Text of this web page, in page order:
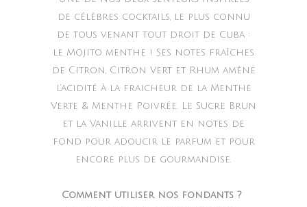
de célèbres cocktails, le plus connu
de tous venant tout droit de Cuba :
le Mojito menthe ! Ses notes fraîches
de Citron, Citron Vert et Rhum amène
l’acidité à la fraicheur de la Menthe
Verte & Menthe Poivrée. Le Sucre Brun
et la Vanille arrivent en notes de
fond pour adoucir le parfum et pour
encore plus de gourmandise.
Comment utiliser nos fondants ?